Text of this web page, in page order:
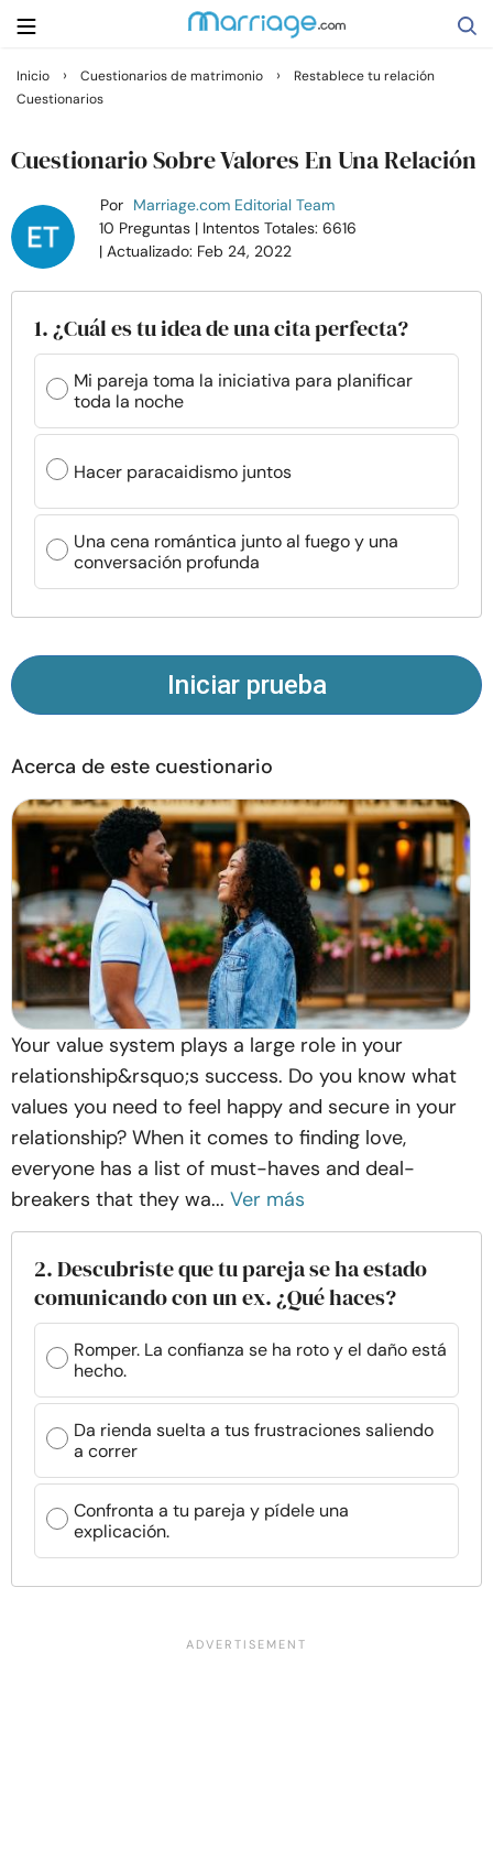
Buscar
Relaciones
Familia
Ayuda
Cursos
Recursos
Comunidad
Idioma
nosotros
© Copyright 2026. Todos los derechos reservados.
Inicio › Cuestionarios de matrimonio ›
Restablece tu relación
Cuestionarios
Cuestionario Sobre Valores En Una Relación
Por Marriage.com Editorial Team
10 Preguntas | Intentos Totales: 6616
| Actualizado: Feb 24, 2022
1. ¿Cuál es tu idea de una cita perfecta?
Mi pareja toma la iniciativa para planificar
toda la noche
Hacer paracaidismo juntos
Una cena romántica junto al fuego y una
conversación profunda
Iniciar prueba
Acerca de este cuestionario
Your value system plays a large role in your
relationship&rsquo;s success. Do you know what
values you need to feel happy and secure in your
relationship? When it comes to finding love,
everyone has a list of must-haves and deal-
breakers that they wa... Ver más
2. Descubriste que tu pareja se ha estado
comunicando con un ex. ¿Qué haces?
Romper. La confianza se ha roto y el daño está
hecho.
Da rienda suelta a tus frustraciones saliendo
a correr
Confronta a tu pareja y pídele una
explicación.